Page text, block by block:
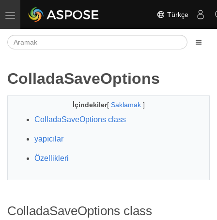
Gezinmeyi aç/kapat Türkçe
ColladaSaveOptions
İçindekiler[ Saklamak ]
ColladaSaveOptions class
yapıcılar
Özellikleri
ColladaSaveOptions class